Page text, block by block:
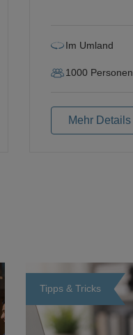
Im Umland
1000 Personen
Mehr Details
Tipps & Tricks